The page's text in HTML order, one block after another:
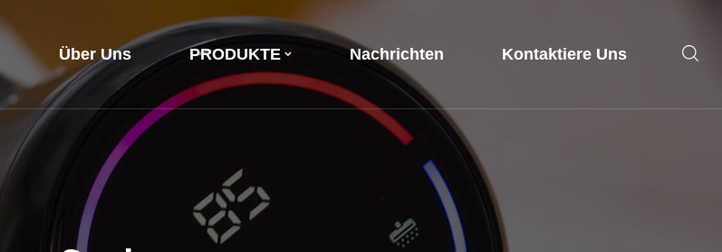
Über Uns PRODUKTE Nachrichten Kontaktiere Uns